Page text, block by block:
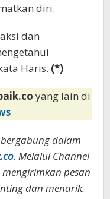
diri.
dan
Haris. (*)
yang lain di
dalam
. Melalui Channel
pesan
dan menarik.